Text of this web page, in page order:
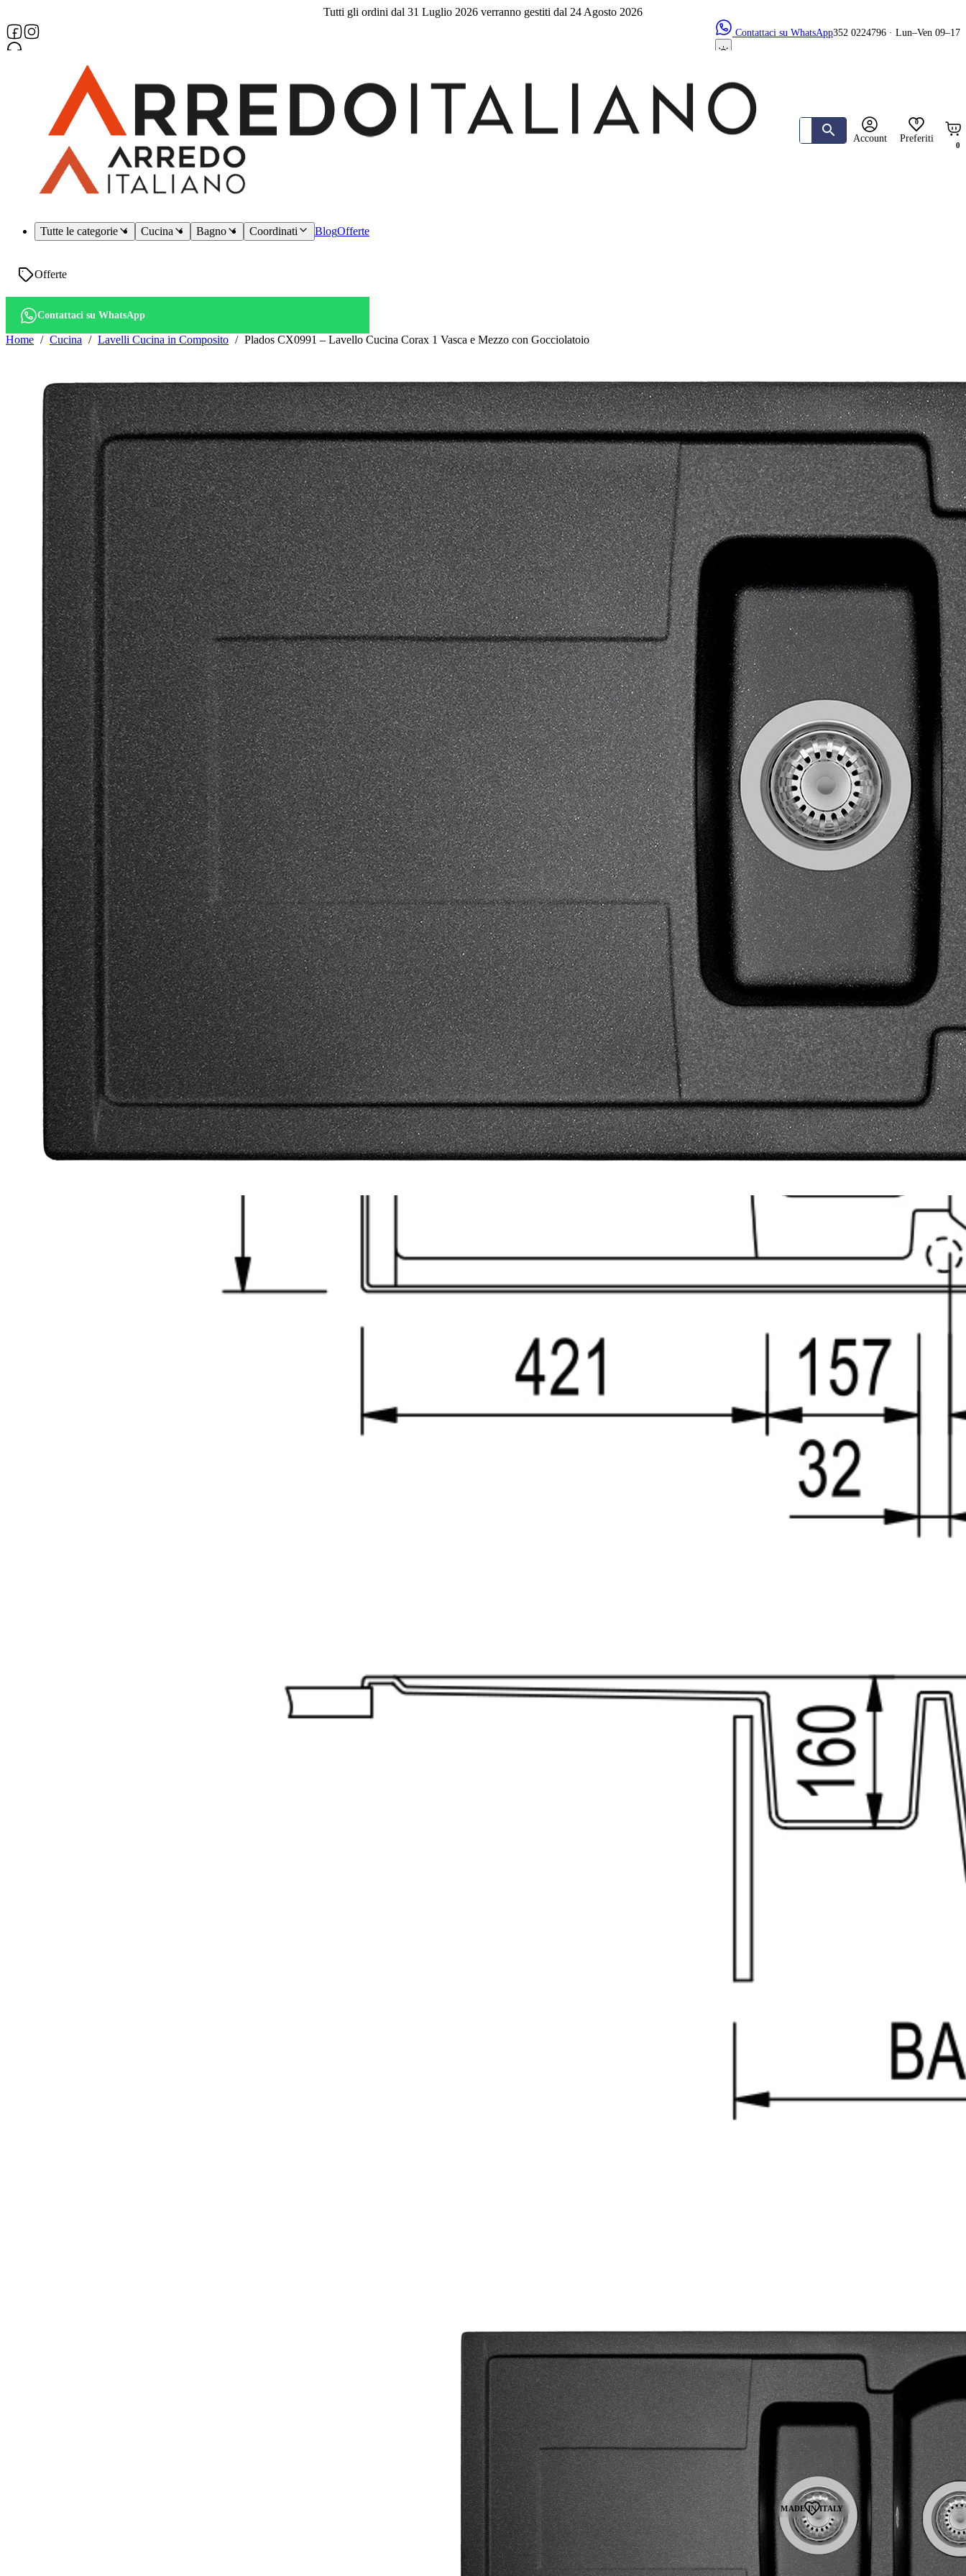
Tutti gli ordini dal 31 Luglio 2026 verranno gestiti dal 24 Agosto 2026
Contattaci su WhatsApp352 0224796 · Lun–Ven 09–17
Account Preferiti
0
0
Tutte le categorie Cucina Bagno Coordinati BlogOfferte
Offerte
Contattaci su WhatsApp
Home Cucina Lavelli Cucina in Composito Plados CX0991 – Lavello Cucina Corax 1 Vasca e Mezzo con Gocciolatoio
MADE IN ITALY